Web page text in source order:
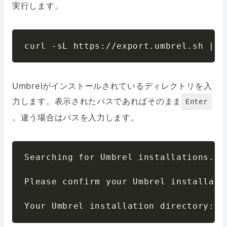
実行します。
curl -sL https://export.umbrel.sh |
Umbrelがインストールされているディレクトリを入
力します。表示されたパスであればそのまま
Enter
。違う場合はパスを入力します。
Searching for Umbrel installations...
Please confirm your Umbrel
Your Umbrel installation directory: